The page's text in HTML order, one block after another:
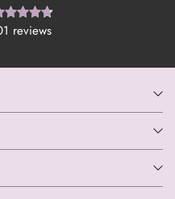
reviews